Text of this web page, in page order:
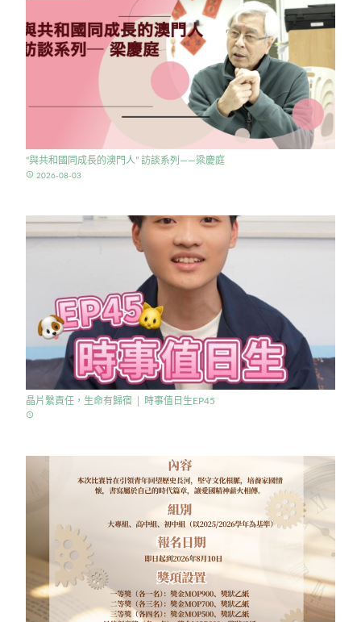
“與共和國同成長的澳門人” 訪談系列——梁慶庭
access_time 2026-08-03
晶片繫責任，生命有歸宿 │ 時事值日生EP45
access_time